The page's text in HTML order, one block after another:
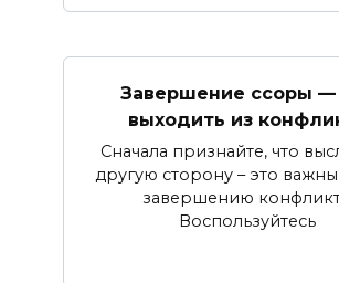
Завершение ссоры —
выходить из
Сначала признайте, что
другую сторону – это
завершению
Воспользуйтесь